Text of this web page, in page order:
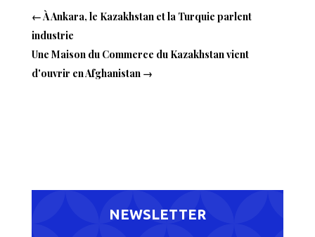
←À Ankara, le Kazakhstan et la Turquie parlent
industrie
Une Maison du Commerce du Kazakhstan vient
d'ouvrir en Afghanistan→
NEWSLETTER